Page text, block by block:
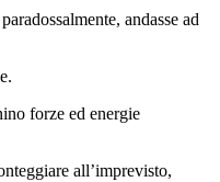
andasse ad
forze ed energie
all’imprevisto,